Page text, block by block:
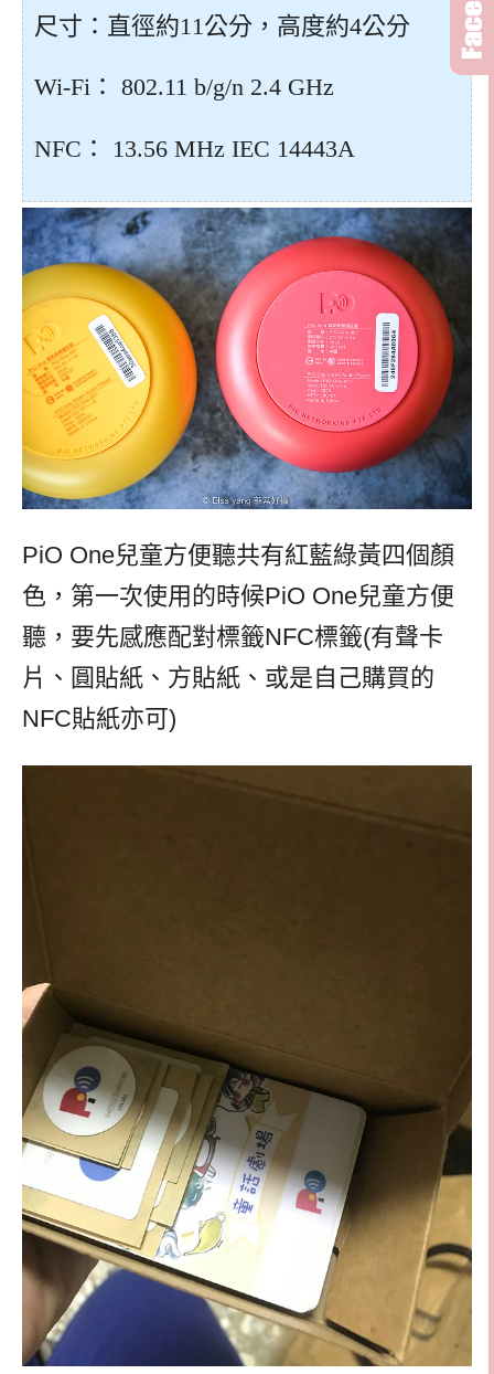
尺寸：直徑約11公分，高度約4公分
Wi-Fi： 802.11 b/g/n 2.4 GHz
NFC： 13.56 MHz IEC 14443A
PiO One兒童方便聽共有紅藍綠黃四個顏
色，第一次使用的時候PiO One兒童方便
聽，要先感應配對標籤NFC標籤(有聲卡
片、圓貼紙、方貼紙、或是自己購買的
NFC貼紙亦可)